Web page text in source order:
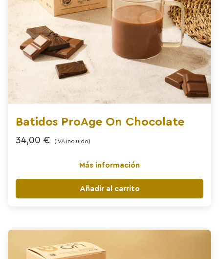
Batidos ProAge On Chocolate
34,00 € (IVA incluido)
Más información
Añadir al carrito